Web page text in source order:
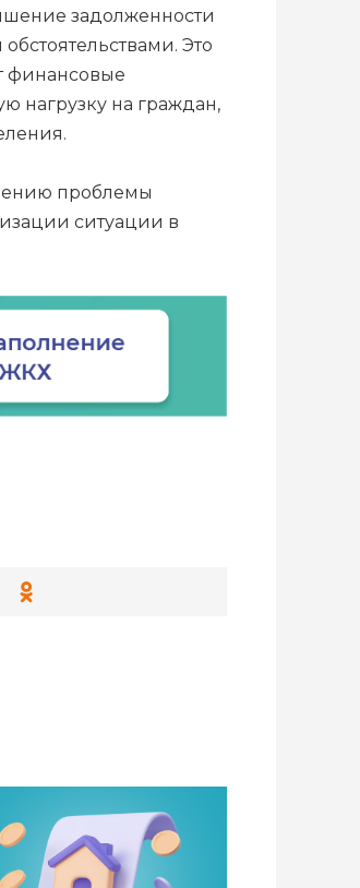
задолженности
Это
финансовые
нагрузку на граждан,
проблемы
ситуации в